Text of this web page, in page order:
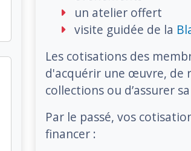
un atelier offert
visite guidée de la
Les cotisations des
d'acquérir une œuvre, de
collections ou d’assurer
Par le passé, vos
financer :